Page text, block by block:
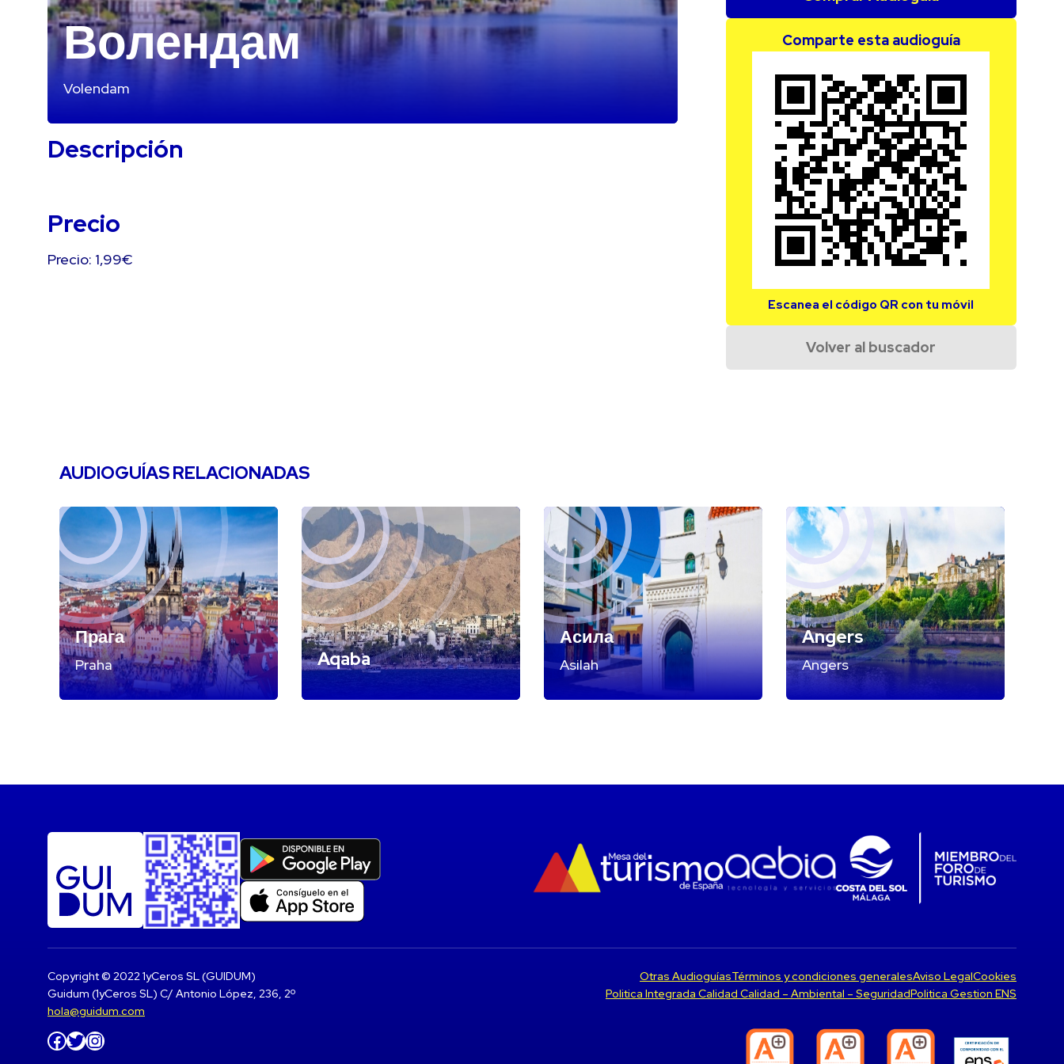
Волендам
Volendam
Descripción
Precio
Precio: 1,99€
Comparte esta audioguía
Escanea el código QR con tu móvil
Volver al buscador
AUDIOGUÍAS RELACIONADAS
Прага
Praha Aqaba
Асила
Asilah
Angers
Angers
Copyright © 2022 1yCeros SL (GUIDUM)
Guidum (1yCeros SL) C/ Antonio López, 236, 2º
hola@guidum.com
Facebook Twitter Instagram
Otras AudioguíasTérminos y condiciones generalesAviso LegalCookies
Politica Integrada Calidad Calidad – Ambiental – SeguridadPolitica Gestion ENS